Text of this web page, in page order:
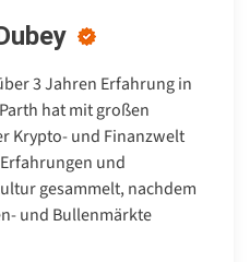
3 Jahren Erfahrung in
hat mit großen
Krypto- und Finanzwelt
und
gesammelt, nachdem
und Bullenmärkte